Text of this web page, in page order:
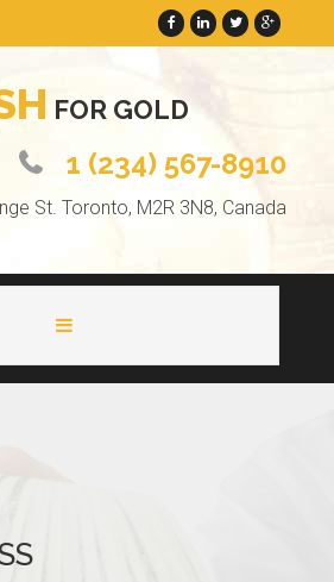
H FOR GOLD
1 (234) 567-8910
St. Toronto, M2R 3N8, Canada